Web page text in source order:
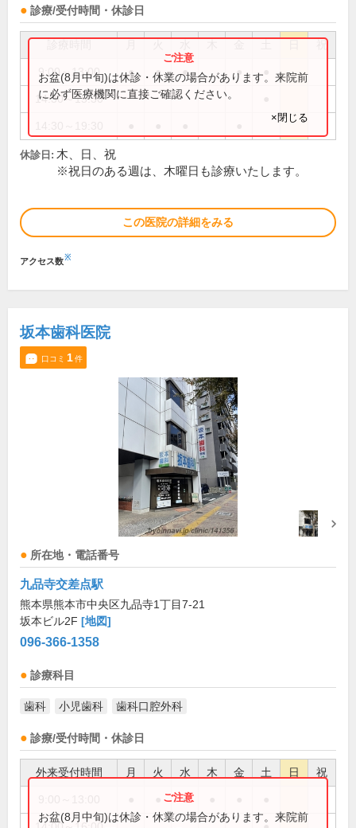
診療/受付時間・休診日
祝
9:00～13:00 ● ● ● ●
14:30～15:30
お盆(8月中旬)は休診・休業の場合があります。来院前
に必ず医療機関に直接ご確認ください。
×閉じる
休診日: 木、日、祝
※祝日のある週は、木曜日も診療いたします。
この医院の詳細をみる
アクセス数※
坂本歯科医院
口コミ 1件
所在地・電話番号
九品寺交差点駅
熊本県熊本市中央区九品寺1丁目7-21
坂本ビル2F [地図]
096-366-1358
診療科目
歯科 小児歯科 歯科口腔外科
診療/受付時間・休診日
外来受付時間 月 火 水 木 金 土 日 祝
●
お盆(8月中旬)は休診・休業の場合があります。来院前